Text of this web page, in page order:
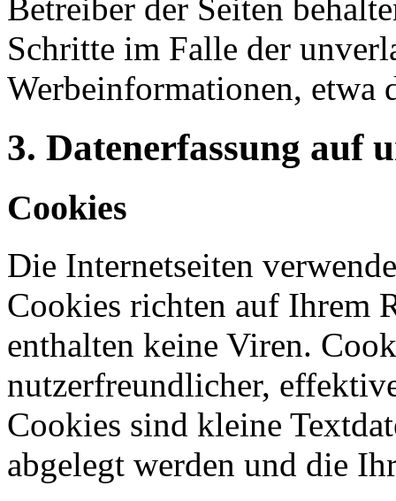
Betreiber der Seiten
Schritte im Falle der
Werbeinformationen, etwa
3. Datenerfassung auf
Cookies
Die Internetseiten
Cookies richten auf Ihrem
enthalten keine Viren.
nutzerfreundlicher,
Cookies sind kleine
abgelegt werden und die